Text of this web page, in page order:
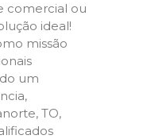
comercial ou
ideal!
missão
um
TO,